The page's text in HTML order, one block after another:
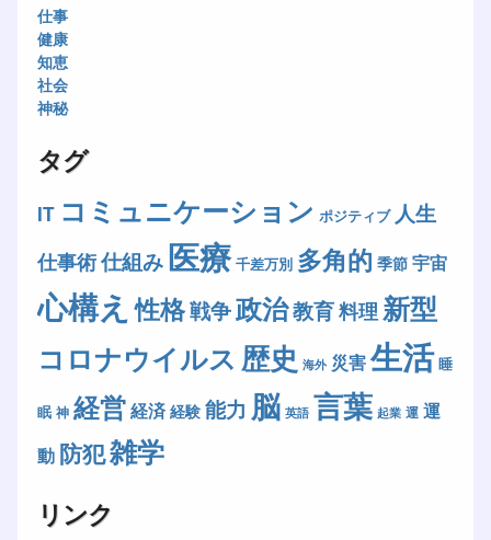
仕事
健康
知恵
社会
神秘
タグ
IT コミュニケーション ポジティブ 人生
仕事術仕組み医療 千差万別 多角的 季節 宇宙
心構え 性格戦争政治教育料理 新型
コロナウイルス 歴史 海外 災害生活 睡
眠 神 経営経済 経験 能力 脳 英語 言葉 起業 運 運
動 防犯雑学
リンク